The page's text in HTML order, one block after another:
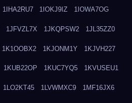
1IHA2RU7 1IOKJ9IZ 1IOWA7OG
1JFVZL7X 1JKQPSW2 1JL35ZZ0
1K1OOBX2 1KJONM1Y 1KJVH227
1KUB22OP 1KUC7YQ5 1KVUSEU1
1LO2KT45 1LVWMXC9 1MF16JX6